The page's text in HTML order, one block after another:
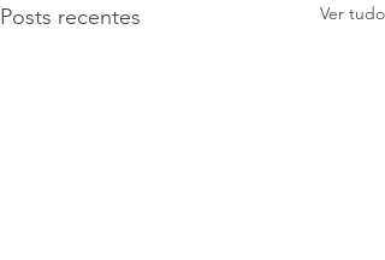
Posts recentes Ver tudo